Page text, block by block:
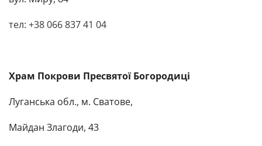
тел: +38 066 837 41 04
Храм Покрови Пресвятої Богородиці
Луганська обл., м. Сватове,
Майдан Злагоди, 43